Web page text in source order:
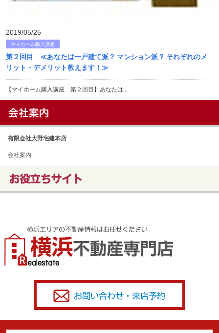
2019/05/25
マイホーム購入講座
第２回目 ≪あなたは一戸建て派？ マンション派？ それぞれのメ
リット・デメリット教えます！≫
【マイホーム購入講座 第２回目】あなたは...
有限会社大野宅建本店
会社案内